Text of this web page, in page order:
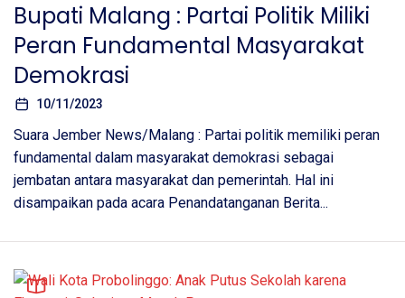
Bupati Malang : Partai Politik Miliki
Peran Fundamental Masyarakat
Demokrasi
10/11/2023
Suara Jember News/Malang : Partai politik memiliki peran
fundamental dalam masyarakat demokrasi sebagai
jembatan antara masyarakat dan pemerintah. Hal ini
disampaikan pada acara Penandatanganan Berita...